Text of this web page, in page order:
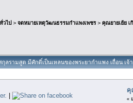
วไป > จดหมายเหตุวัฒนธรรมกำแพงเพชร > คุณยายเย้ย เ
ลรามสูต มีศักดิ์เป็นเหลนของพระยากำแพง เถื่อน เจ้
|
คุ
«